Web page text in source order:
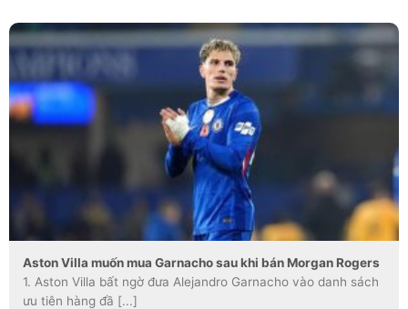
Aston Villa muốn mua Garnacho sau khi bán Morgan Rogers
1. Aston Villa bất ngờ đưa Alejandro Garnacho vào danh sách
ưu tiên hàng đầ [...]